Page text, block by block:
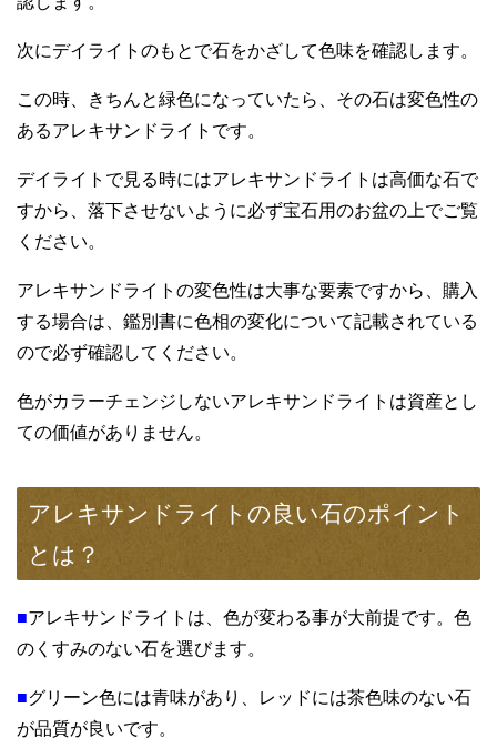
次にデイライトのもとで石をかざして色味を確認します。
この時、きちんと緑色になっていたら、その石は変色性の
あるアレキサンドライトです。
デイライトで見る時にはアレキサンドライトは高価な石で
すから、落下させないように必ず宝石用のお盆の上でご覧
ください。
アレキサンドライトの変色性は大事な要素ですから、購入
する場合は、鑑別書に色相の変化について記載されている
ので必ず確認してください。
色がカラーチェンジしないアレキサンドライトは資産とし
ての価値がありません。
アレキサンドライトの良い石のポイント
とは？
■アレキサンドライトは、色が変わる事が大前提です。色
のくすみのない石を選びます。
■グリーン色には青味があり、レッドには茶色味のない石
が品質が良いです。